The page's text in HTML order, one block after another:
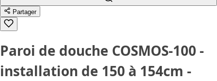
Partager
Paroi de douche COSMOS-100 -
installation de 150 à 154cm -